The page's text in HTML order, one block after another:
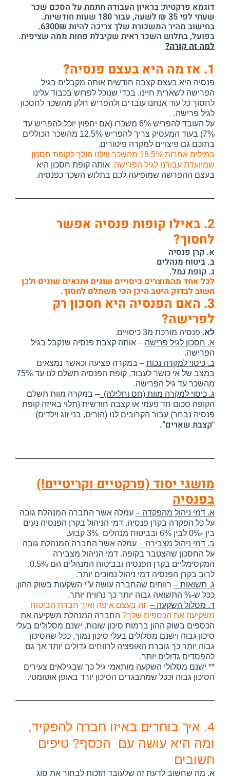
דוגמא פרקטית: בראיון העבודה חתמת על הסכם שכר
שעתי לפי 35 ₪ לשעה, עבור 180 שעות חודשיות.
בחישוב מהיר המשכורת שלך צריכה להיות 6300₪.
בפועל, בתלוש השכר ראית שקיבלת פחות ממה שציפית.
למה זה קורה?
1. אז מה היא בעצם פנסיה?
פנסיה היא בעצם קצבה חודשית אותה מקבלים בגיל
הפרישה לשארית חיינו.
בכדי שנוכל לפרוש בכבוד עלינו
לחסוך כל עוד אנחנו עובדים ולהפריש חלק מהשכר לחסכון
לגיל פרישה.
על העובד להפריש 6% משכרו (אם יחפוץ יוכל להפריש עד
7%) בעוד המעסיק צריך להפריש 12.5% מהשכר הכוללים
בתוכם גם פיצויים למקרה פיטורים.
במילים אחרות 18.5% מהשכר שלנו הולך לקופת חסכון
שמיועדת עבורנו לגיל הפרישה. אותה קופת חסכון היא
בעצם ההפרשה שמופיעה לכם בתלוש השכר כפנסיה.
2. באילו קופות פנסיה אפשר
לחסוך?
א. קרן פנסיה
ב. ביטוח מנהלים
ג. קופת גמל.
לכל אחד מהמוצרים כיסויים שונים ותנאים שונים ולכן
חשוב לבדוק היטב היכן הכי משתלם לחסוך.
3. האם הפנסיה היא חסכון רק
לפרישה?
לא. פנסיה מורכת מ3 כיסויים.
א. חסכון לגיל פרישה – אותה קצבת פנסיה שנקבל בגיל
הפרישה.
ב. כיסוי למקרה נכות – במקרה פציעה וכאשר נמצאים
במצב של אי כושר לעבוד, קופת הפנסיה תשלם לנו עד 75%
מהשכר עד גיל הפרישה.
ג. כיסוי למקרה מוות (חס וחלילה) – במקרה מוות תשלם
הקופה סכום חד פעמי או קצבה חודשית (תלוי באיזה קופת
פנסיה נבחר) עבור הקרובים לנו (הורים, בני זוג וילדים)
“קצבת שארים”.
מושגי יסוד (פרקטיים וקריטיים!)
בפנסיה
א. דמי ניהול מהפקדה – עמלה אשר החברה המנהלת גובה
על כל הפקדה בקרן פנסיה. דמי הניהול בקרן הפנסיה נעים
בין -0% לבין 6% ובביטוח מנהלים
3% קבוע.
ב. דמי ניהול מצבירה – עמלה אשר החברה המנהלת גובה
על החסכון שהצטבר בקופה. דמי הניהול מצבירה
לרוב בקרן הפנסיה דמי ניהול נמוכים יותר.
ג. תשואות – רווחים שהחברה עושה ע”י השקעות בשוק ההון.
ככל ש-% התשואה גבוה יותר כך נרוויח יותר.
ד. מסלול השקעה – זה בעצם איפה ואיך חברת הביטוח
משקיעה את הכספים שלך? החברה המנהלת משקיעה את
הכספים בשוק ההון ברמות סיכון שונות. ישנם מסלולים בעלי
סיכון גבוה וישנם מסלולים בעלי סיכון נמוך, ככל שהסיכון
גבוה יותר כך גוברת האופציה לרווחים גדולים יותר אך גם
להפסדים גדולים יותר.
** ישנם מסלולי השקעה מותאמי גיל כך שבגילאים צעירים
הסיכון גבוה וככל שמתבגרים הסיכון יורד באופן אוטומטי.
4. איך בוחרים באיזו חברה להפקיד,
ומה היא עושה עם הכסף? טיפים
חשובים
א. מה שחשוב לדעת זה שלעובד הזכות לבחור את סוג